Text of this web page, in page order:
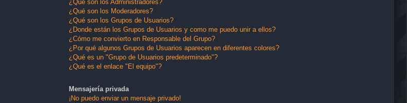
¿Qué son los Administradores?
¿Qué son los Moderadores?
¿Qué son los Grupos de Usuarios?
¿Donde están los Grupos de Usuarios y como me puedo unir a ellos?
¿Cómo me convierto en Responsable del Grupo?
¿Por qué algunos Grupos de Usuarios aparecen en diferentes colores?
¿Qué es un "Grupo de Usuarios predeterminado"?
¿Qué es el enlace "El equipo"?
Mensajería privada
¡No puedo enviar un mensaje privado!